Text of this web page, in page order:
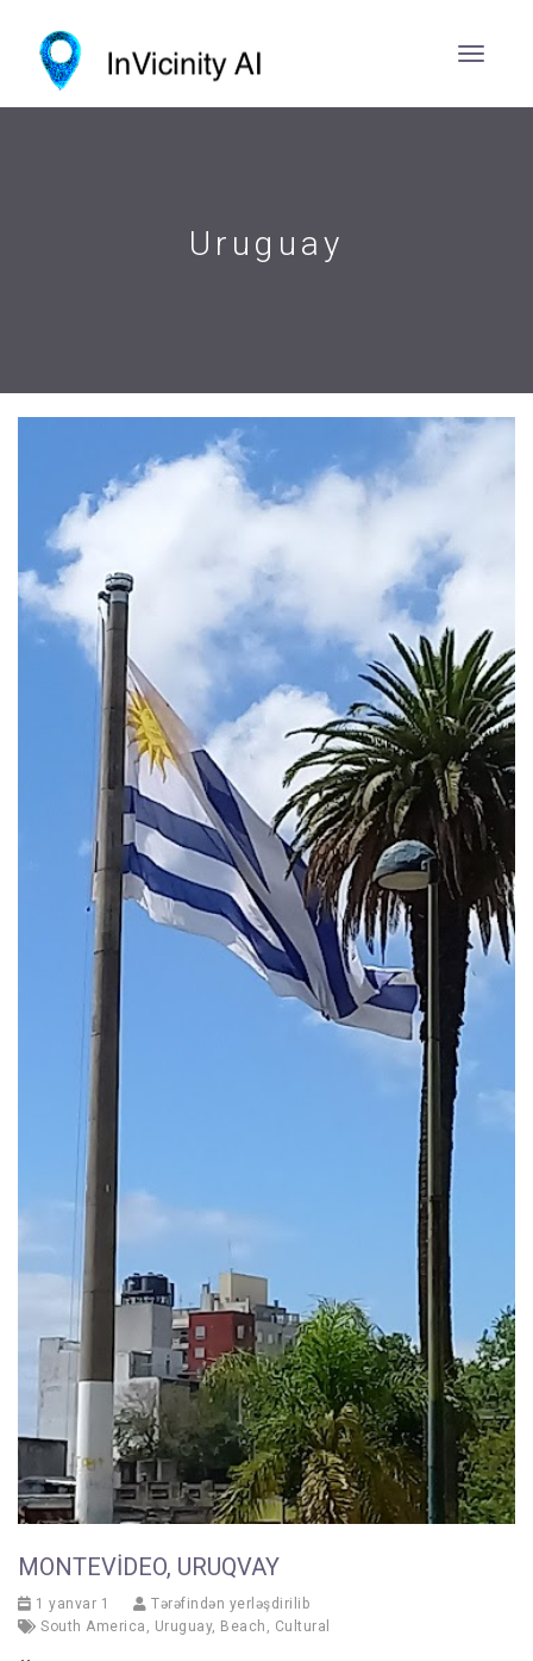
Uruguay
MONTEVIDEO, URUQVAY
1 yanvar 1
Tərəfindən yerləşdirilib
South America , Uruguay, Beach , Cultural